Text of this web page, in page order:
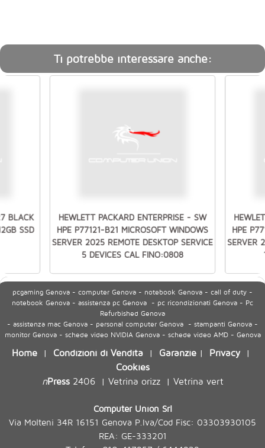
Ti potrebbe interessare anche:
BLACK
SSD
HEWLETT PACKARD ENTERPRISE - SW
HPE P77121-B21 MICROSOFT WINDOWS
SERVER 2025 REMOTE DESKTOP SERVICE
5 DEVICES CAL FINO:0808
HPE
SERVER
pcgaming Genova - computer Genova - notebook Genova - call of duty -
notebook Genova - assistenza pc Genova - pc ricondizionati Genova - Pc
Refurbished Genova
- assistenza mac Genova - personal computer Genova - stampanti Genova -
monitor Genova - schede video NVIDIA Genova - schede video AMD - Genova
Home | Condizioni di Vendita | Garanzie | Privacy|
Cookies
nPress2406| Vetrina orizz| Vetrina vert
Computer Union Srl
Via Molteni 34R 16151 Genova P.Iva/Cod Fisc: 03303930105
REA: GE-333201